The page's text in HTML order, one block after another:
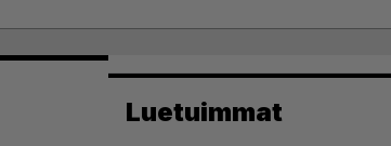
Luetuimmat